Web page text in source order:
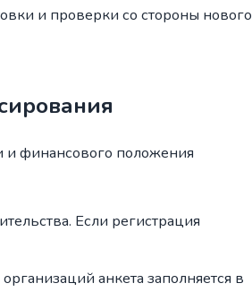
и проверки со стороны нового
и финансового положения
Если регистрация
анкета заполняется в